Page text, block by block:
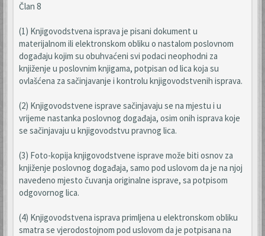
Član 8
(1) Knjigovodstvena isprava je pisani dokument u
materijalnom ili elektronskom obliku o nastalom poslovnom
događaju kojim su obuhvaćeni svi podaci neophodni za
knjiženje u poslovnim knjigama, potpisan od lica koja su
ovlašćena za sačinjavanje i kontrolu knjigovodstvenih isprava.
(2) Knjigovodstvene isprave sačinjavaju se na mjestu i u
vrijeme nastanka poslovnog događaja, osim onih isprava koje
se sačinjavaju u knjigovodstvu pravnog lica.
(3) Foto-kopija knjigovodstvene isprave može biti osnov za
knjiženje poslovnog događaja, samo pod uslovom da je na njoj
navedeno mjesto čuvanja originalne isprave, sa potpisom
odgovornog lica.
(4) Knjigovodstvena isprava primljena u elektronskom obliku
smatra se vjerodostojnom pod uslovom da je potpisana na